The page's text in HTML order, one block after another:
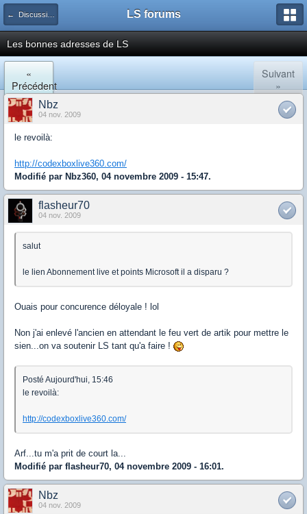
← Discussions générales (jeux, hardware...) LS forums
Les bonnes adresses de LS
«
Précédent
Suivant
»
Nbz
04 nov. 2009
le revoilà:
http://codexboxlive360.com/
Modifié par Nbz360, 04 novembre 2009 - 15:47.
flasheur70
04 nov. 2009
salut
le lien Abonnement live et points Microsoft il a disparu ?
Ouais pour concurence déloyale ! lol
Non j'ai enlevé l'ancien en attendant le feu vert de artik pour mettre le
sien...on va soutenir LS tant qu'a faire !
Posté Aujourd'hui, 15:46
le revoilà:
http://codexboxlive360.com/
Arf...tu m'a prit de court la...
Modifié par flasheur70, 04 novembre 2009 - 16:01.
Nbz
04 nov. 2009